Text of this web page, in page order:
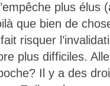
plus élus
que bien de
risquer
plus difficiles.
Il y a des